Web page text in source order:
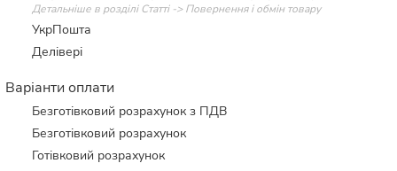
Детальніше в розділі Статті -> Повернення і обмін товару
УкрПошта
Делівері
Варіанти оплати
Безготівковий розрахунок з ПДВ
Безготівковий розрахунок
Готівковий розрахунок